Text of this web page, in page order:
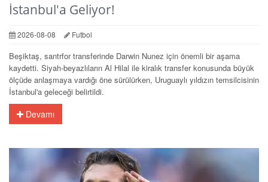
İstanbul'a Geliyor!
2026-08-08 Futbol
Beşiktaş, santrfor transferinde Darwin Nunez için önemli bir aşama
kaydetti. Siyah-beyazlıların Al Hilal ile kiralık transfer konusunda büyük
ölçüde anlaşmaya vardığı öne sürülürken, Uruguaylı yıldızın temsilcisinin
İstanbul'a geleceği belirtildi.
Devamı